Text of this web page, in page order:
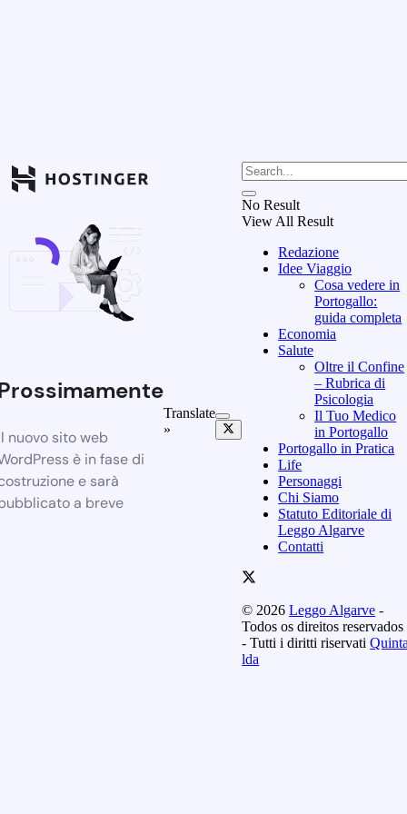
nuovo sito web
è in fase di
e sarà
a breve
Translate
»
No Result
View All Result
Redazione
Idee Viaggio
Cosa vedere in
Portogallo:
guida completa
Economia
Salute
Oltre il Confine
– Rubrica di
Psicologia
Il Tuo Medico
in Portogallo
Portogallo in Pratica
Life
Personaggi
Chi Siamo
Statuto Editoriale di
Leggo Algarve
Contatti
© 2026Leggo Algarve -
Todos os direitos reservados
- Tutti i diritti riservati
lda